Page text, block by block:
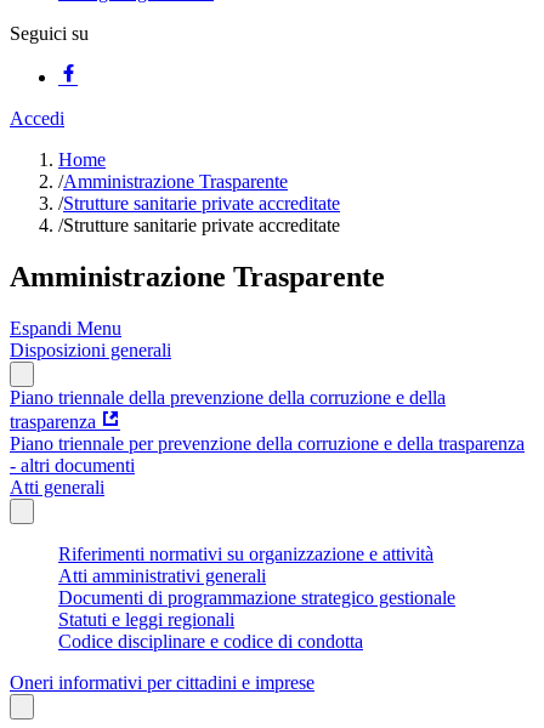
Seguici su
Accedi
Home
/Amministrazione Trasparente
/Strutture sanitarie private accreditate
/Strutture sanitarie private accreditate
Amministrazione Trasparente
Espandi Menu
Disposizioni generali
Piano triennale della prevenzione della corruzione e della
trasparenza
Piano triennale per prevenzione della corruzione e della trasparenza
- altri documenti
Atti generali
Riferimenti normativi su organizzazione e attività
Atti amministrativi generali
Documenti di programmazione strategico gestionale
Statuti e leggi regionali
Codice disciplinare e codice di condotta
Oneri informativi per cittadini e imprese